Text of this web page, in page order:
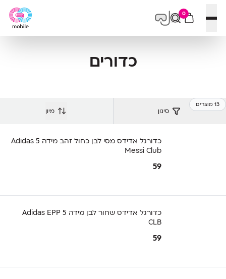
פתח תפריט
0
כדורים
סינון מיון
13 מוצרים
כדורגל אדידס מסי לבן כחול זהב מידה 5 Adidas
Messi Club
59
כדורגל אדידס שחור לבן מידה 5 Adidas EPP
CLB
59